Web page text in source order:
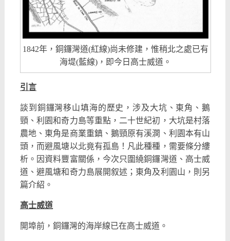
1842年，銅鑼灣道(紅線)尚未修建，惟稍北之處已有
海堤(藍線)，即今日高士威道。
引言
談到銅鑼灣移山填海的歷史，涉及大坑、東角、鵝
頸、利園和奇力島等重點，二十世紀初，大坑是村落
農地、東角是商業重鎮、鵝頸原有溪澗、利園本有山
頭，而避風塘以北竟有孤島！凡此種種，需要條分縷
析。因資料豐富關係，今次只圍繞銅鑼灣道、高士威
道、避風塘和奇力島展開叙述；東角及利園山，則另
篇介紹。
高士威道
開埠前，銅鑼灣的海岸線已在高士威道。